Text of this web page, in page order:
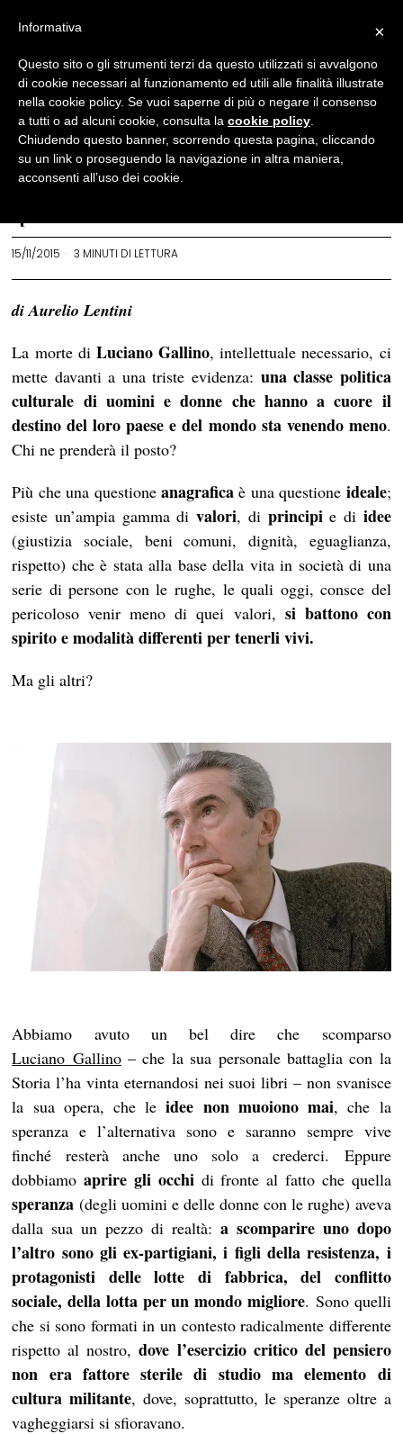
Politica
Post-Gallino: fase zero. A
che
punto siamo con
l’alternativa?
15/11/2015 3 MINUTI DI LETTURA
di Aurelio Lentini
La morte di Luciano Gallino, intellettuale necessario, ci
mette davanti a una triste evidenza: una classe politica
culturale di uomini e donne che hanno a cuore il
destino del loro paese e del mondo sta venendo meno.
Chi ne prenderà il posto?
Più che una questione anagrafica è una questione ideale;
esiste un’ampia gamma divalori, di principie di idee
(giustizia sociale, beni comuni, dignità, eguaglianza,
rispetto) che è stata alla base della vita in società di una
serie di persone con le rughe, le quali oggi, consce del
pericoloso venir meno di quei valori, si battono con
spirito e modalità differenti per tenerli vivi.
Ma gli altri?
Abbiamo avuto un bel dire che scomparso
Luciano Gallino– che la sua personale battaglia con la
Storia l’ha vinta eternandosi nei suoi libri – non svanisce
la sua opera, che le idee non muoiono mai, che la
speranza e l’alternativa sono e saranno sempre vive
finché resterà anche uno solo a crederci. Eppure
dobbiamoaprire gli occhi di fronte al fatto che quella
speranza (degli uomini e delle donne con le rughe) aveva
dalla sua un pezzo di realtà: a scomparire uno dopo
l’altro sono gli ex-partigiani, i figli della resistenza, i
protagonisti delle lotte di fabbrica, del conflitto
sociale, della lotta per un mondo migliore. Sono quelli
che si sono formati in un contesto radicalmente differente
rispetto al nostro, dove l’esercizio critico del pensiero
non era fattore sterile di studio ma elemento di
cultura militante, dove, soprattutto, le speranze oltre a
vagheggiarsi si sfioravano.
×
Informativa
Questo sito o gli strumenti terzi da questo utilizzati si avvalgono
di cookie necessari al funzionamento ed utili alle finalità illustrate
nella cookie policy. Se vuoi saperne di più o negare il consenso
a tutti o ad alcuni cookie, consulta la cookie policy
Chiudendo questo banner, scorrendo questa pagina, cliccando
su un link o proseguendo la navigazione in altra maniera,
acconsenti all’uso dei cookie.